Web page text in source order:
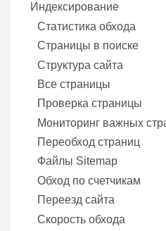
Индексирование
Статистика обхода
Страницы в поиске
Структура сайта
Все страницы
Проверка страницы
Мониторинг важных
Переобход страниц
Файлы Sitemap
Обход по счетчикам
Переезд сайта
Скорость обхода